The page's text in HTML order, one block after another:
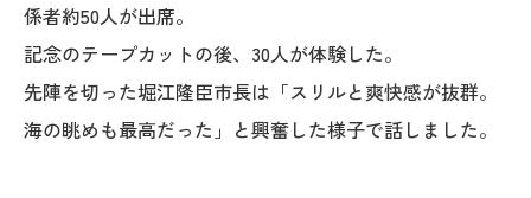
係者約50人が出席。
記念のテープカットの後、30人が体験した。
先陣を切った堀江隆臣市長は「スリルと爽快感が抜群。
海の眺めも最高だった」と興奮した様子で話しました。